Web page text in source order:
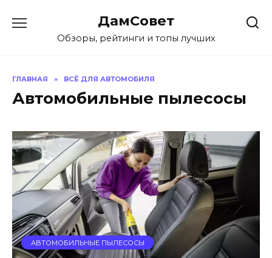
содержанию
ДамСовет
Обзоры, рейтинги и топы лучших
ГЛАВНАЯ » ВСЁ ДЛЯ АВТОМОБИЛЯ
Автомобильные пылесосы
АВТОМОБИЛЬНЫЕ ПЫЛЕСОСЫ